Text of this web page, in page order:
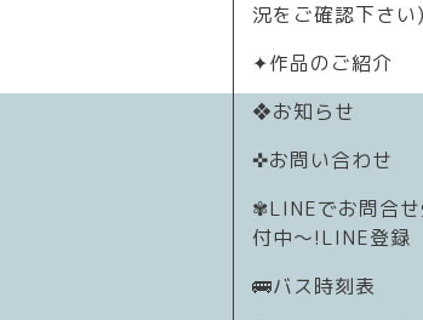
況をご確認下さい)
✦作品のご紹介
❖お知らせ
✜お問い合わせ
✾LINEでお問合せ
付中〜!LINE登録
🚌バス時刻表